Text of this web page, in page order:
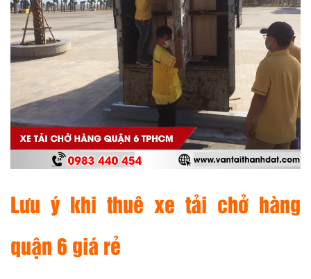
Lưu ý khi thuê xe tải chở hàng
quận 6 giá rẻ